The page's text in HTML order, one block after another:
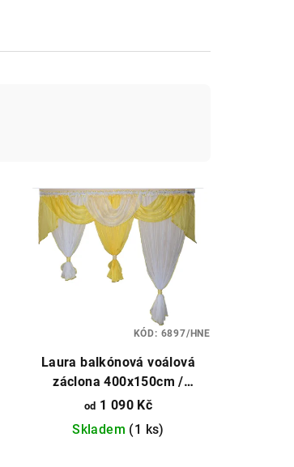
Laura balkónová voálová
záclona 400x150cm /
200x230cm různé barvy
od 1 090 Kč
Skladem (1 ks)
KÓD: 6897/HNE